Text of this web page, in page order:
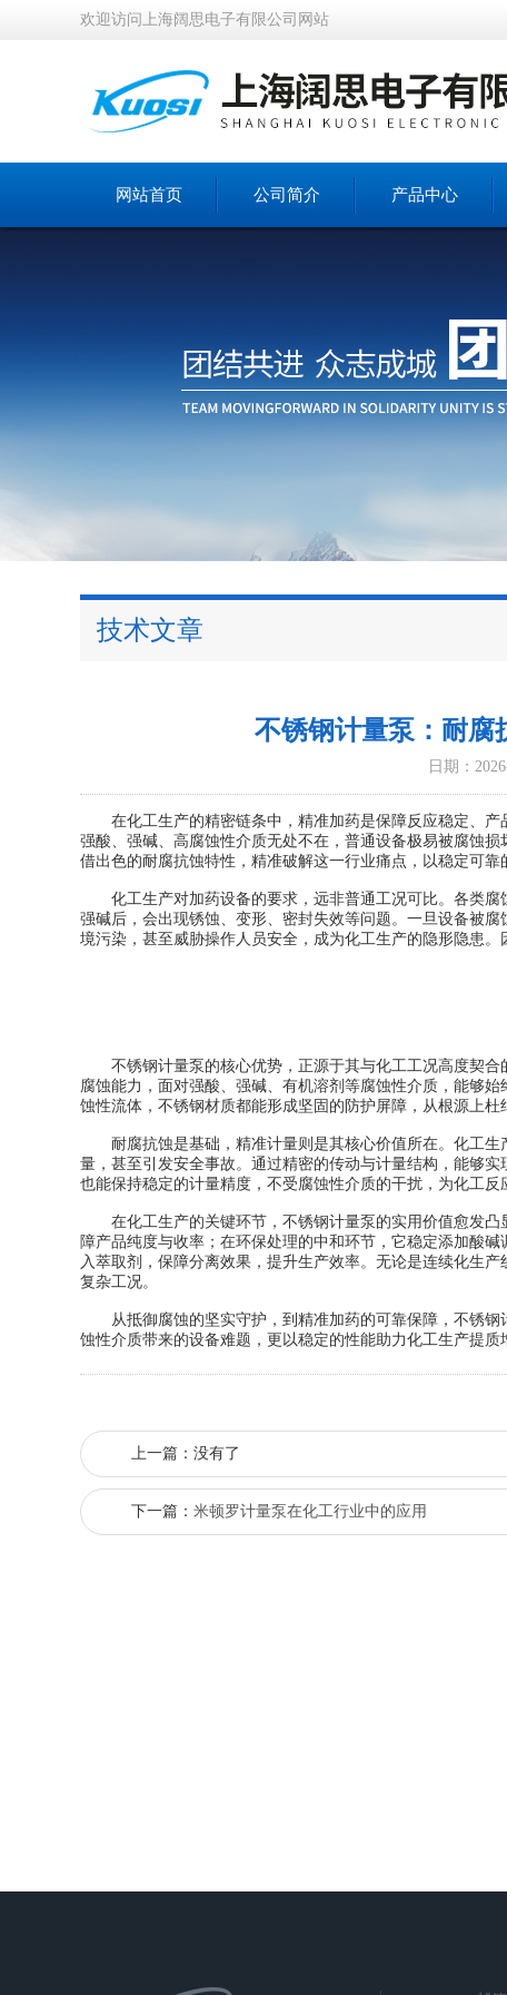
欢迎访问上海阔思电子有限公司网站
网站首页 公司简介 产品中心
技术文章
不锈钢计量泵：耐腐
日期：
在化工生产的精密链条中，精准加药是保障反应稳定、产
强酸、强碱、高腐蚀性介质无处不在，普通设备极易被腐蚀
借出色的耐腐抗蚀特性，精准破解这一行业痛点，以稳定可靠
化工生产对加药设备的要求，远非普通工况可比。各类腐
强碱后，会出现锈蚀、变形、密封失效等问题。一旦设备被
境污染，甚至威胁操作人员安全，成为化工生产的隐形隐患
不锈钢计量泵的核心优势，正源于其与化工工况高度契合
腐蚀能力，面对强酸、强碱、有机溶剂等腐蚀性介质，能够
蚀性流体，不锈钢材质都能形成坚固的防护屏障，从根源上杜
耐腐抗蚀是基础，精准计量则是其核心价值所在。化工生
量，甚至引发安全事故。通过精密的传动与计量结构，能够
也能保持稳定的计量精度，不受腐蚀性介质的干扰，为化工
在化工生产的关键环节，不锈钢计量泵的实用价值愈发凸
障产品纯度与收率；在环保处理的中和环节，它稳定添加酸
入萃取剂，保障分离效果，提升生产效率。无论是连续化生
复杂工况。
从抵御腐蚀的坚实守护，到精准加药的可靠保障，不锈钢
蚀性介质带来的设备难题，更以稳定的性能助力化工生产提质
上一篇：没有了
下一篇： 米顿罗计量泵在化工行业中的应用